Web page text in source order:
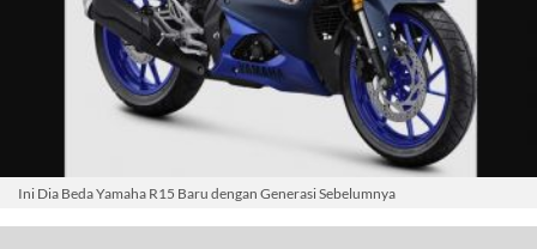
Ini Dia Beda Yamaha R15 Baru dengan Generasi Sebelumnya